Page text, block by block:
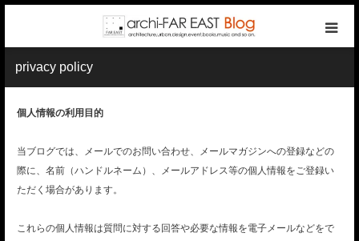
privacy policy
個人情報の利用目的
当ブログでは、メールでのお問い合わせ、メールマガジンへの登録などの
際に、名前（ハンドルネーム）、メールアドレス等の個人情報をご登録い
ただく場合があります。
これらの個人情報は質問に対する回答や必要な情報を電子メールなどをで
top
photo gallery
categories